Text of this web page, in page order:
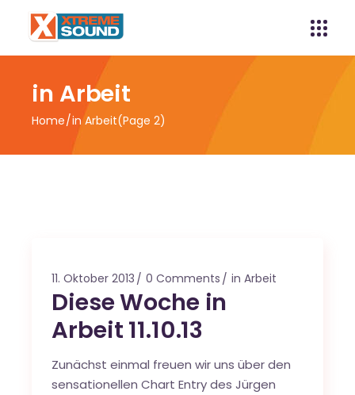
in Arbeit
Home in Arbeit(Page 2)
11. Oktober 2013 0 Comments in Arbeit
Diese Woche in
Arbeit 11.10.13
Zunächst einmal freuen wir uns über den
sensationellen Chart Entry des Jürgen